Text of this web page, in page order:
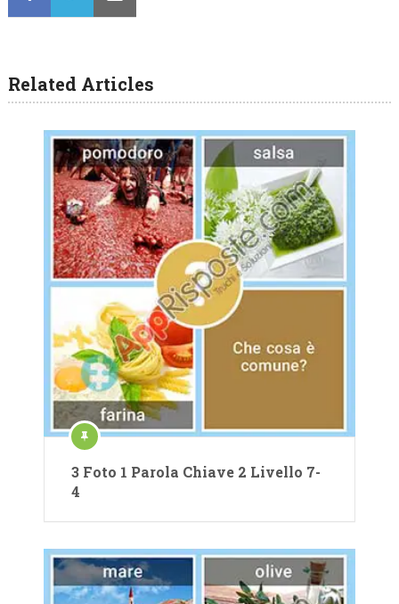
Related Articles
3 Foto 1 Parola Chiave 2 Livello 7-
4